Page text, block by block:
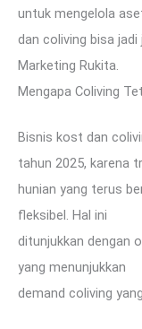
untuk mengelola
dan coliving bisa jadi
Marketing Rukita.
Mengapa Coliving
Bisnis kost dan
tahun 2025, karena
hunian yang terus
fleksibel. Hal ini
ditunjukkan dengan
yang menunjukkan
demand coliving